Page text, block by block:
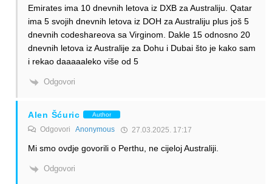
Emirates ima 10 dnevnih letova iz DXB za Australiju. Qatar
ima 5 svojih dnevnih letova iz DOH za Australiju plus još 5
dnevnih codeshareova sa Virginom. Dakle 15 odnosno 20
dnevnih letova iz Australije za Dohu i Dubai što je kako sam
i rekao daaaaaleko više od 5
Odgovori
Alen Šćuric Author
Odgovori Anonymous 27.03.2025. 17:17
Mi smo ovdje govorili o Perthu, ne cijeloj Australiji.
Odgovori